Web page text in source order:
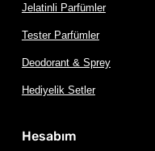
Jelatinli Parfümler
Tester Parfümler
Deodorant & Sprey
Hediyelik Setler
Hesabım